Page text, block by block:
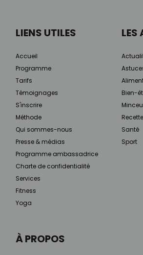
À PROPOS
LIENS UTILES
Accueil
Programme
Tarifs
Témoignages
S'inscrire
Méthode
Qui sommes-nous
Presse & médias
Programme ambassadrice
Charte de confidentialité
Services
Fitness
Yoga
LES
Bien-
Santé
Sport